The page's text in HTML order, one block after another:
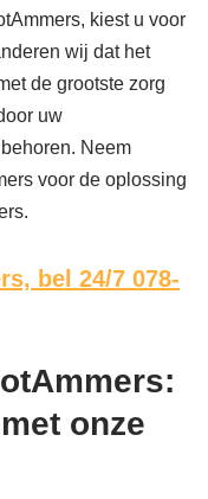
kiest u voor
wij dat het
de grootste zorg
uw
Neem
voor de oplossing
bel 24/7 078-
onze